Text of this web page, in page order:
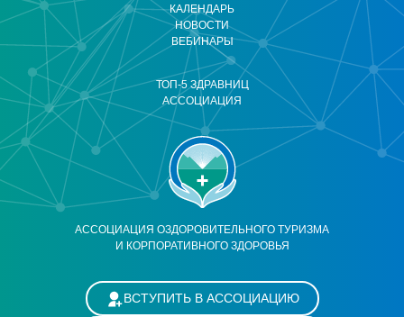
АССОЦИАЦИЯ ОЗДОРОВИТЕЛЬНОГО ТУРИЗМА
И КОРПОРАТИВНОГО ЗДОРОВЬЯ
КАЛЕНДАРЬ
НОВОСТИ
ВЕБИНАРЫ
ТОП-5 ЗДРАВНИЦ
АССОЦИАЦИЯ
ВСТУПИТЬ В АССОЦИАЦИЮ